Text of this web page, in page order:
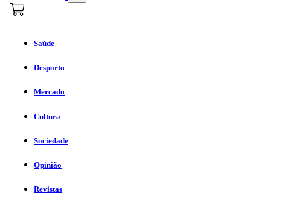
Saúde
Desporto
Mercado
Cultura
Sociedade
Opinião
Revistas